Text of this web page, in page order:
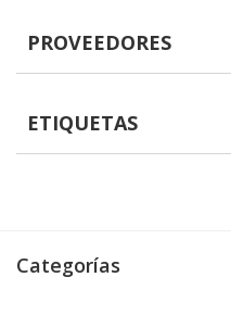
PROVEEDORES
ETIQUETAS
Categorías